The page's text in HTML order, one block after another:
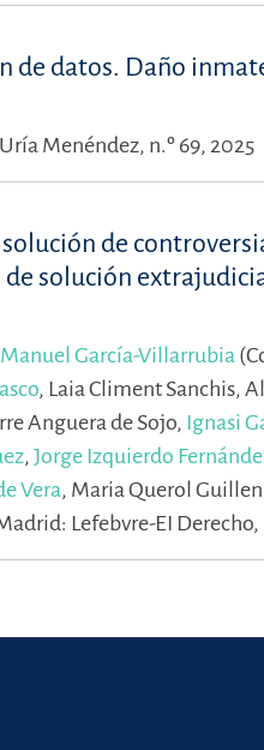
de datos. Daño
Menéndez, n.º 69, 2025
de
solución
Manuel García-Villarrubia
, Laia Climent Sanchis,
Anguera de Sojo, Ignasi
, Jorge Izquierdo
Vera, Maria Querol
Lefebvre-EI Derecho,